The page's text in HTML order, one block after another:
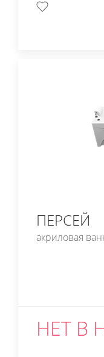
ПЕРСЕЙ
акриловая
НЕТ В